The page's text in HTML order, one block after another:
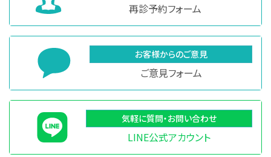
再診予約フォーム
お客様からのご意見
ご意見フォーム
気軽に質問・お問い合わせ
LINE公式アカウント